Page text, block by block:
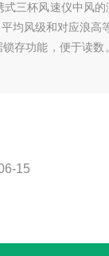
式三杯风速仪中风
均风级和对应浪高
存功能，便于读
15